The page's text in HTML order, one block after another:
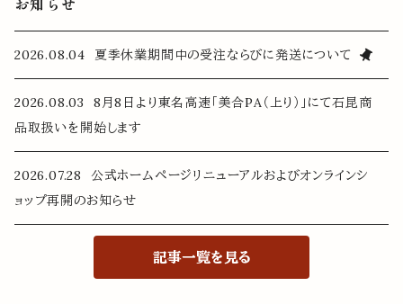
お知らせ
2026.08.04 夏季休業期間中の受注ならびに発送について
2026.08.03 8月8日より東名高速「美合PA（上り）」にて石昆商
品取扱いを開始します
2026.07.28 公式ホームページリニューアルおよびオンラインシ
ョップ再開のお知らせ
記事一覧を見る